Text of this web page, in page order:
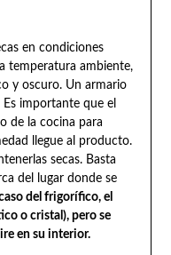
en condiciones
temperatura ambiente,
y oscuro. Un armario
importante que el
de la cocina para
llegue al producto.
secas. Basta
del lugar donde se
del frigorífico, el
o cristal), pero se
en su interior.